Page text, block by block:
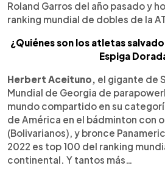
Roland Garros del año pasado y
ranking mundial de dobles de la
¿Quiénes son los atletas
Espiga
Herbert Aceituno, el gigante de
Mundial de Georgia de
mundo compartido en su
de América en el bádminton con
(Bolivarianos), y bronce
2022 es top 100 del ranking
continental. Y tantos más…